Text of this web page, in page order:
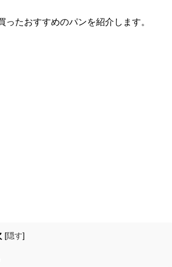
たおすすめのパンを紹介します。
[隠す]